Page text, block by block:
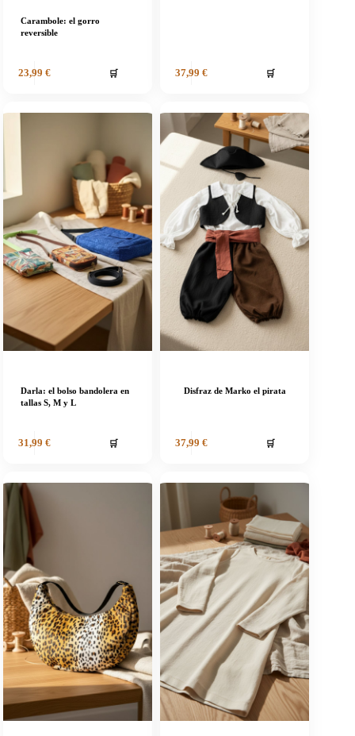
Carambole: el gorro
reversible
23,99 € 🛒 37,99 € 🛒
Darla: el bolso bandolera en
tallas S, M y L
31,99 € 🛒
Disfraz de Marko el pirata
37,99 € 🛒